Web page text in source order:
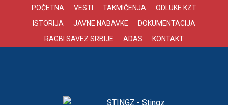
POČETNA VESTI TAKMIČENJA
ODLUKE KZT
ISTORIJA
JAVNE NABAVKE
DOKUMENTACIJA
RAGBI SAVEZ SRBIJE
ADAS KONTAKT